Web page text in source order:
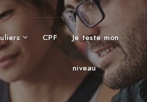
CPF Je teste mon
niveau